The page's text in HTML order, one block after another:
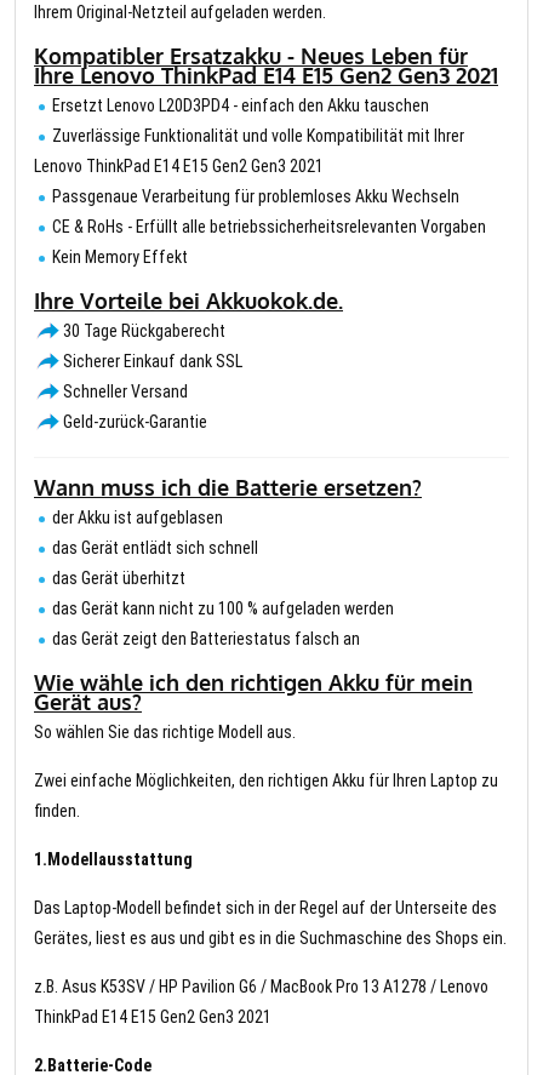
Ihrem Original-Netzteil aufgeladen werden.
Kompatibler Ersatzakku - Neues Leben für
Ihre Lenovo ThinkPad E14 E15 Gen2 Gen3 2021
Ersetzt Lenovo L20D3PD4 - einfach den Akku tauschen
Zuverlässige Funktionalität und volle Kompatibilität mit Ihrer
Lenovo ThinkPad E14 E15 Gen2 Gen3 2021
Passgenaue Verarbeitung für problemloses Akku Wechseln
CE & RoHs - Erfüllt alle betriebssicherheitsrelevanten Vorgaben
Kein Memory Effekt
Ihre Vorteile bei Akkuokok.de.
30 Tage Rückgaberecht
Sicherer Einkauf dank SSL
Schneller Versand
Geld-zurück-Garantie
Wann muss ich die Batterie ersetzen?
der Akku ist aufgeblasen
das Gerät entlädt sich schnell
das Gerät überhitzt
das Gerät kann nicht zu 100 % aufgeladen werden
das Gerät zeigt den Batteriestatus falsch an
Wie wähle ich den richtigen Akku für mein
Gerät aus?
So wählen Sie das richtige Modell aus.
Zwei einfache Möglichkeiten, den richtigen Akku für Ihren Laptop zu
finden.
1.Modellausstattung
Das Laptop-Modell befindet sich in der Regel auf der Unterseite des
Gerätes, liest es aus und gibt es in die Suchmaschine des Shops ein.
z.B. Asus K53SV / HP Pavilion G6 / MacBook Pro 13 A1278 / Lenovo
ThinkPad E14 E15 Gen2 Gen3 2021
2.Batterie-Code